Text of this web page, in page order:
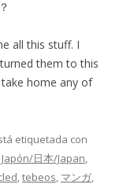
all this stuff. I
them to this
home any of
etiquetada con
Japón/日本/Japan,
,tebeos, マンガ,